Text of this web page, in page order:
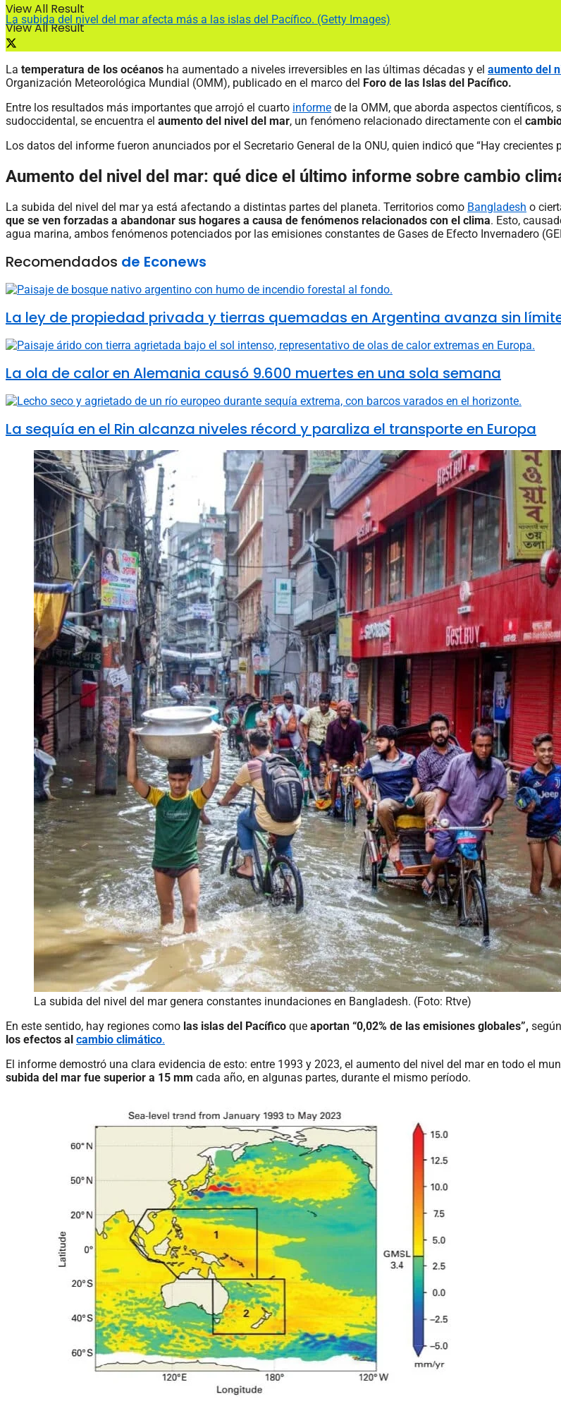
View All Result
View All Result
La subida del nivel del mar afecta más a las islas del Pacífico. (Getty Images)
La temperatura de los océanos ha aumentado a niveles irreversibles en las últimas décadas y el aumento del
Organización Meteorológica Mundial (OMM), publicado en el marco del Foro de las Islas del Pacífico.
Entre los resultados más importantes que arrojó el cuarto informe de la OMM, que aborda aspectos
sudoccidental, se encuentra el aumento del nivel del mar, un fenómeno relacionado directamente con el
Los datos del informe fueron anunciados por el Secretario General de la ONU, quien indicó que “Hay crecientes
Aumento del nivel del mar: qué dice el último informe sobre cambio
La subida del nivel del mar ya está afectando a distintas partes del planeta. Territorios como Bangladesh o
que se ven forzadas a abandonar sus hogares a causa de fenómenos relacionados con el clima. Esto,
agua marina, ambos fenómenos potenciados por las emisiones constantes de Gases de Efecto Invernadero
Recomendados de Econews
La ley de propiedad privada y tierras quemadas en Argentina avanza sin
La ola de calor en Alemania causó 9.600 muertes en una sola semana
La sequía en el Rin alcanza niveles récord y paraliza el transporte en Europa
La subida del nivel del mar genera constantes inundaciones en Bangladesh. (Foto: Rtve)
En este sentido, hay regiones como las islas del Pacífico que aportan “0,02% de las emisiones globales”,
los efectos al cambio climático.
El informe demostró una clara evidencia de esto: entre 1993 y 2023, el aumento del nivel del mar en todo el
subida del mar fue superior a 15 mm cada año, en algunas partes, durante el mismo período.